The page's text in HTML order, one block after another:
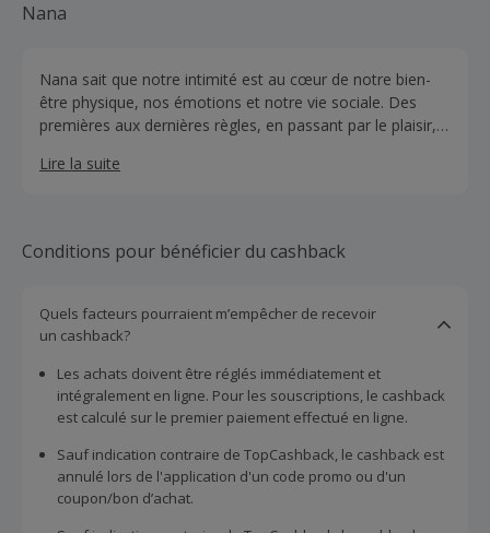
Nana
Nana sait que notre intimité est au cœur de notre bien-
être physique, nos émotions et notre vie sociale. Des
premières aux dernières règles, en passant par le plaisir,
sentir à l’aide pour être celle que vous voulez être et vivre
tabous ou de prendre soin du monde qui nous entoure, la
responsabilité sociale et environnementale est au cœur
Lire la suite
Conditions pour bénéficier du cashback
Quels facteurs pourraient m’empêcher de recevoir
un cashback?
Les achats doivent être réglés immédiatement et
intégralement en ligne. Pour les souscriptions, le cashback
est calculé sur le premier paiement effectué en ligne.
Sauf indication contraire de TopCashback, le cashback est
annulé lors de l'application d'un code promo ou d'un
coupon/bon d’achat.